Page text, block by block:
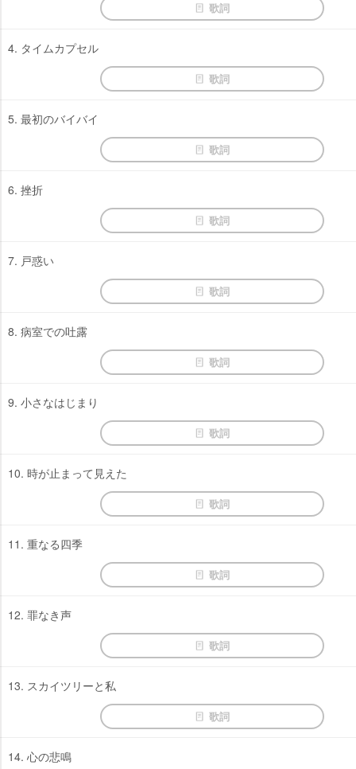
歌詞
4. タイムカプセル
歌詞
5. 最初のバイバイ
歌詞
6. 挫折
歌詞
7. 戸惑い
歌詞
8. 病室での吐露
歌詞
9. 小さなはじまり
歌詞
10. 時が止まって見えた
歌詞
11. 重なる四季
歌詞
12. 罪なき声
歌詞
13. スカイツリーと私
歌詞
14. 心の悲鳴